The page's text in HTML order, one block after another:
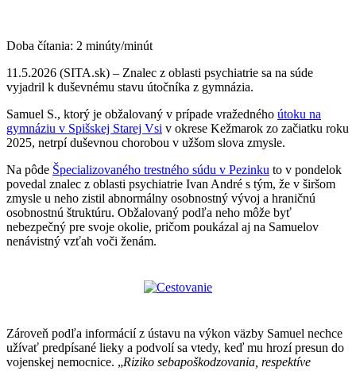
Doba čítania: 2 minúty/minút
11.5.2026 (SITA.sk) – Znalec z oblasti psychiatrie sa na súde
vyjadril k duševnému stavu útočníka z gymnázia.
Samuel S., ktorý je obžalovaný v prípade vražedného útoku na
gymnáziu v Spišskej Starej Vsi v okrese Kežmarok zo začiatku roku
2025, netrpí duševnou chorobou v užšom slova zmysle.
Na pôde Špecializovaného trestného súdu v Pezinku to v pondelok
povedal znalec z oblasti psychiatrie Ivan André s tým, že v širšom
zmysle u neho zistil abnormálny osobnostný vývoj a hraničnú
osobnostnú štruktúru. Obžalovaný podľa neho môže byť
nebezpečný pre svoje okolie, pričom poukázal aj na Samuelov
nenávistný vzťah voči ženám.
Zároveň podľa informácií z ústavu na výkon väzby Samuel nechce
užívať predpísané lieky a podvolí sa vtedy, keď mu hrozí presun do
vojenskej nemocnice. „Riziko sebapoškodzovania, respektíve